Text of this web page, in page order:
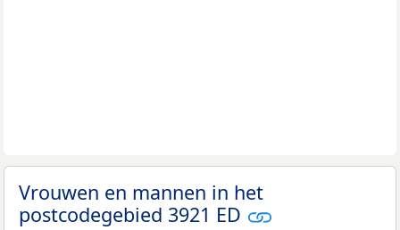
Vrouwen en mannen in het
postcodegebied 3921 ED